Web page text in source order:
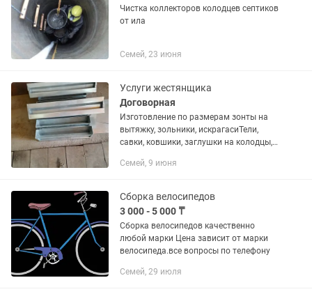
Чистка коллекторов колодцев септиков
от ила
Семей, 23 июня
Услуги жестянщика
Договорная
Изготовление по размерам зонты на
вытяжку, зольники, искрагасиТели,
савки, ковшики, заглушки на колодцы,
перепелов и.т.д.
Семей, 9 июня
Сборка велосипедов
3 000 - 5 000 ₸
Сборка велосипедов качественно
любой марки Цена зависит от марки
велосипеда.все вопросы по телефону
Семей, 29 июля